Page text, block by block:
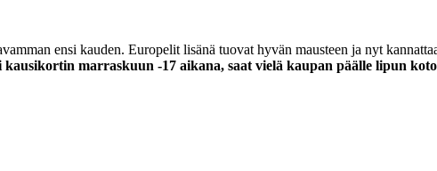
ensi kauden. Europelit lisänä tuovat hyvän mausteen ja nyt
kausikortin marraskuun -17 aikana, saat vielä kaupan päälle lipun